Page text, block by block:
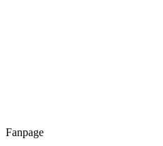
Fanpage